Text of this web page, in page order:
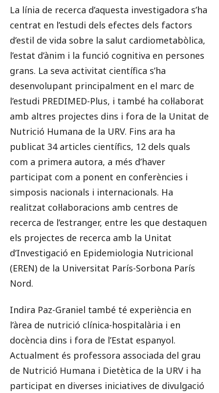
La línia de recerca d’aquesta investigadora s’ha
centrat en l’estudi dels efectes dels factors
d’estil de vida sobre la salut cardiometabòlica,
l’estat d’ànim i la funció cognitiva en persones
grans. La seva activitat científica s’ha
desenvolupant principalment en el marc de
l’estudi PREDIMED-Plus, i també ha col·laborat
amb altres projectes dins i fora de la Unitat de
Nutrició Humana de la URV. Fins ara ha
publicat 34 articles científics, 12 dels quals
com a primera autora, a més d’haver
participat com a ponent en conferències i
simposis nacionals i internacionals. Ha
realitzat col·laboracions amb centres de
recerca de l’estranger, entre les que destaquen
els projectes de recerca amb la Unitat
d’Investigació en Epidemiologia Nutricional
(EREN) de la Universitat París-Sorbona París
Nord.
Indira Paz-Graniel també té experiència en
l’àrea de nutrició clínica-hospitalària i en
docència dins i fora de l’Estat espanyol.
Actualment és professora associada del grau
de Nutrició Humana i Dietètica de la URV i ha
participat en diverses iniciatives de divulgació